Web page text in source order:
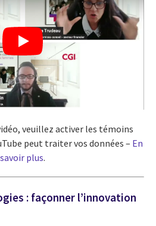
veuillez activer les témoins
peut traiter vos données – En
savoir plus.
: façonner l’innovation